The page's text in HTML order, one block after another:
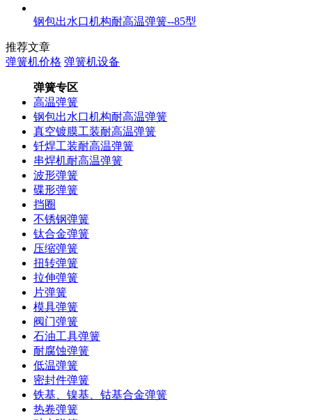
钢包出水口机构耐高温弹簧--85型
推荐文章
弹簧机价格 弹簧机设备
弹簧专区
高温弹簧
钢包出水口机构耐高温弹簧
真空镀膜工装耐高温弹簧
钎焊工装耐高温弹簧
串焊机耐高温弹簧
波形弹簧
碟形弹簧
挡圈
不锈钢弹簧
钛合金弹簧
压缩弹簧
扭转弹簧
拉伸弹簧
片弹簧
模具弹簧
阀门弹簧
石油工具弹簧
耐腐蚀弹簧
低温弹簧
密封件弹簧
铁基、镍基、钴基合金弹簧
热卷弹簧